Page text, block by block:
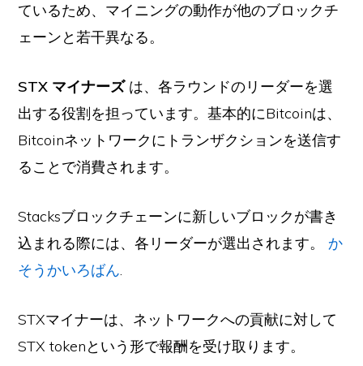
ているため、マイニングの動作が他のブロックチ
ェーンと若干異なる。
STX マイナーズ は、各ラウンドのリーダーを選
出する役割を担っています。基本的にBitcoinは、
Bitcoinネットワークにトランザクションを送信す
ることで消費されます。
Stacksブロックチェーンに新しいブロックが書き
込まれる際には、各リーダーが選出されます。か
そうかいろばん.
STXマイナーは、ネットワークへの貢献に対して
STX tokenという形で報酬を受け取ります。